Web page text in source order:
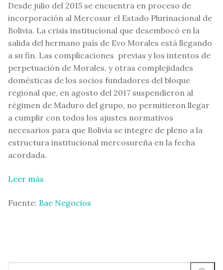
Desde julio del 2015 se encuentra en proceso de
incorporación al Mercosur el Estado Plurinacional de
Bolivia. La crisis institucional que desembocó en la
salida del hermano país de Evo Morales está llegando
a su fin. Las complicaciones previas y los intentos de
perpetuación de Morales, y otras complejidades
domésticas de los socios fundadores del bloque
regional que, en agosto del 2017 suspendieron al
régimen de Maduro del grupo, no permitieron llegar
a cumplir con todos los ajustes normativos
necesarios para que Bolivia se integre de pleno a la
estructura institucional mercosureña en la fecha
acordada.
Leer más
Fuente: Bae Negocios